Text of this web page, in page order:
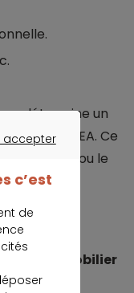
détermine un
le TAEA. Ce
emprunté ou le
prêt immobilier
accepter
c’est
de